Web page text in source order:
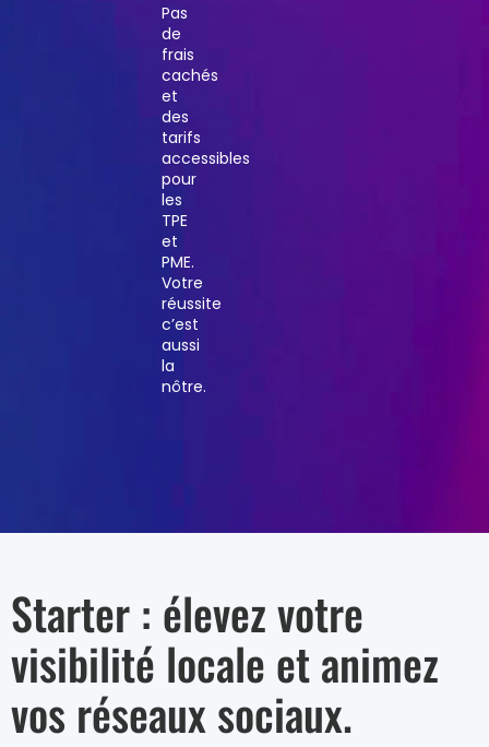
Pas
de
frais
cachés
et
des
tarifs
accessibles
pour
les
TPE
et
PME.
Votre
réussite
c’est
aussi
la
nôtre.
Starter : élevez votre
visibilité locale et animez
vos réseaux sociaux.